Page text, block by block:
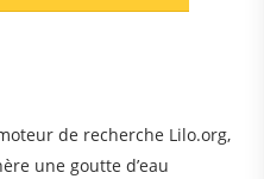
de recherche Lilo.org,
une goutte d’eau